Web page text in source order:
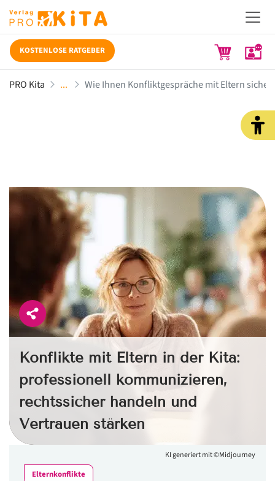
KOSTENLOSE RATGEBER
PRO Kita Wie Ihnen Konfliktgespräche mit Eltern sicher
Konflikte mit Eltern in der Kita:
professionell kommunizieren,
rechtssicher handeln und
Vertrauen stärken
KI generiert mit ©Midjourney
Elternkonflikte